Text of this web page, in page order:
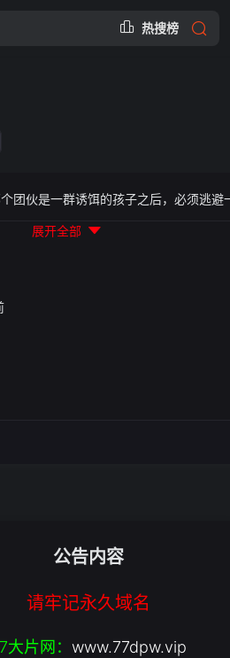
热搜榜
团伙是一群诱饵的孩子之后，必须逃避
展开全部
公告内容
请牢记永久域名
大片网： www.77dpw.vip